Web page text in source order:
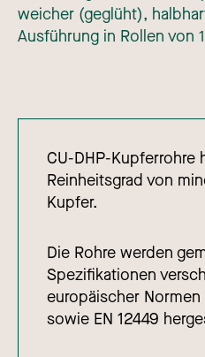
weicher (geglüht),
Ausführung in Rollen von
CU-DHP-Kupferrohre
Reinheitsgrad von
Kupfer.
Die Rohre werden
Spezifikationen
europäischer Normen
sowie EN 12449